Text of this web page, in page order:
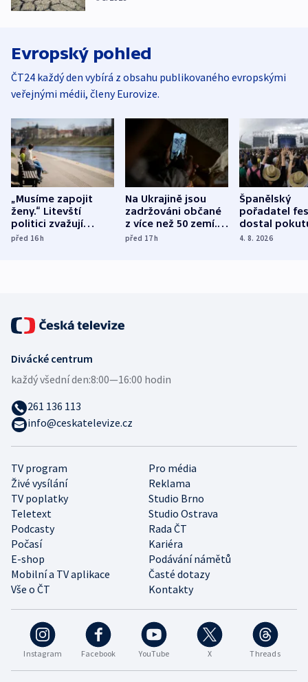
Evropský pohled
ČT24 každý den vybírá z obsahu publikovaného evropskými
veřejnými médii, členy Eurovize.
„Musíme zapojit
ženy.“ Litevští
politici zvažují
dohodu o
před 16h
Na Ukrajině jsou
zadržováni občané
z více než 50 zemí.
Bojovali na straně
před 17h
Španělský
pořadatel
dostal
nekalé
4. 8. 2026
Instagram Facebook YouTube X Threads
TV program
Pro média
Živé vysílání
Reklama
TV poplatky
Studio Brno
Teletext
Studio Ostrava
Podcasty
Rada ČT
Počasí
Kariéra
E-shop
Podávání námětů
Mobilní a TV aplikace
Časté dotazy
Vše o ČT
Kontakty
Divácké centrum
každý všední den:8:00—16:00 hodin
261 136 113
info@ceskatelevize.cz